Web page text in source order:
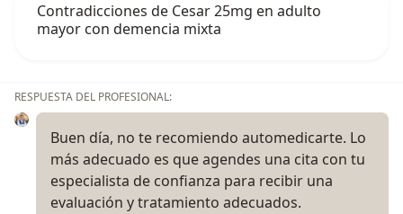
Contradicciones de Cesar 25mg en adulto
mayor con demencia mixta
RESPUESTA DEL PROFESIONAL:
Buen día, no te recomiendo automedicarte. Lo
más adecuado es que agendes una cita con tu
especialista de confianza para recibir una
evaluación y tratamiento adecuados.